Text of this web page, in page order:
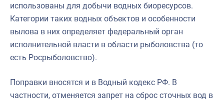
использованы для добычи водных биоресурсов.
Категории таких водных объектов и особенности
вылова в них определяет федеральный орган
исполнительной власти в области рыболовства (то
есть Росрыболовство).
Поправки вносятся и в Водный кодекс РФ. В
частности, отменяется запрет на сброс сточных вод в